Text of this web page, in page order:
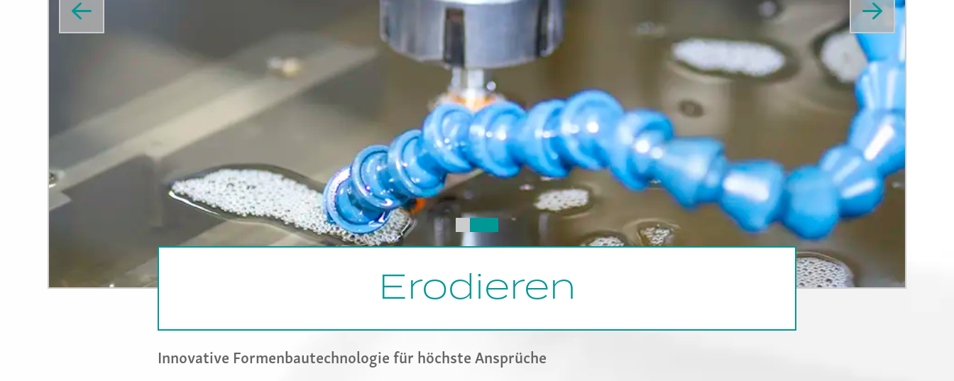
0 1 2
Erodieren
Innovative Formenbautechnologie für höchste Ansprüche